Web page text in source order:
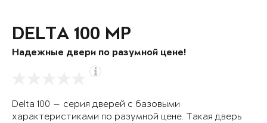
DELTA 100 MP
Надежные двери по разумной цене!
Delta 100 — серия дверей с базовыми
характеристиками по разумной цене. Такая дверь